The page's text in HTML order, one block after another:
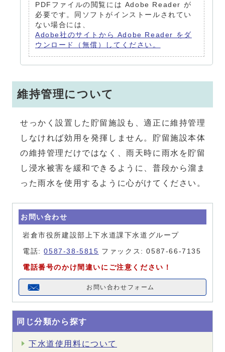
PDFファイルの閲覧には Adobe Reader が
必要です。同ソフトがインストールされてい
ない場合には、
Adobe社のサイトから Adobe Reader をダ
ウンロード（無償）してください。
維持管理について
せっかく設置した貯留施設も、適正に維持管理
しなければ効用を発揮しません。貯留施設本体
の維持管理だけではなく、雨天時に雨水を貯留
し浸水被害を緩和できるように、普段から溜ま
った雨水を使用するように心がけてください。
お問い合わせ
岩倉市役所建設部上下水道課下水道グループ
電話:0587-38-5815 ファックス: 0587-66-7135
電話番号のかけ間違いにご注意ください！
お問い合わせフォーム
同じ分類から探す
下水道使用料について